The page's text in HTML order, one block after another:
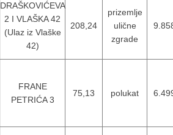
DRAŠKOVIĆEVA
2 I VLAŠKA 42
(Ulaz iz Vlaške
42)
208,24
prizemlje
ulične
zgrade
FRANE
PETRIĆA 3
75,13 polukat